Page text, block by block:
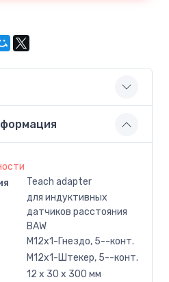
Teach adapter
для индуктивных
датчиков расстояния
BAW
M12x1-Гнездо, 5--конт.
M12x1-Штекер, 5--конт.
12 x 30 x 300 мм